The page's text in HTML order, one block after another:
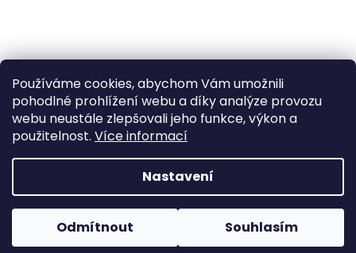
Používáme cookies, abychom Vám umožnili
pohodlné prohlížení webu a díky analýze provozu
webu neustále zlepšovali jeho funkce, výkon a
použitelnost. Více informací
Nastavení
Odmítnout Souhlasím
Sledovat na Instagramu
Copyright 2026Poctivý komín. Všechna práva
vyhrazena.
Upravit nastavení cookies